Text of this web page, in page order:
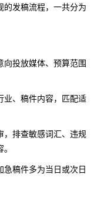
发稿流程，一共分为
向投放媒体、预算范围
业、稿件内容，匹配适
，排查敏感词汇、违规
急稿件多为当日或次日